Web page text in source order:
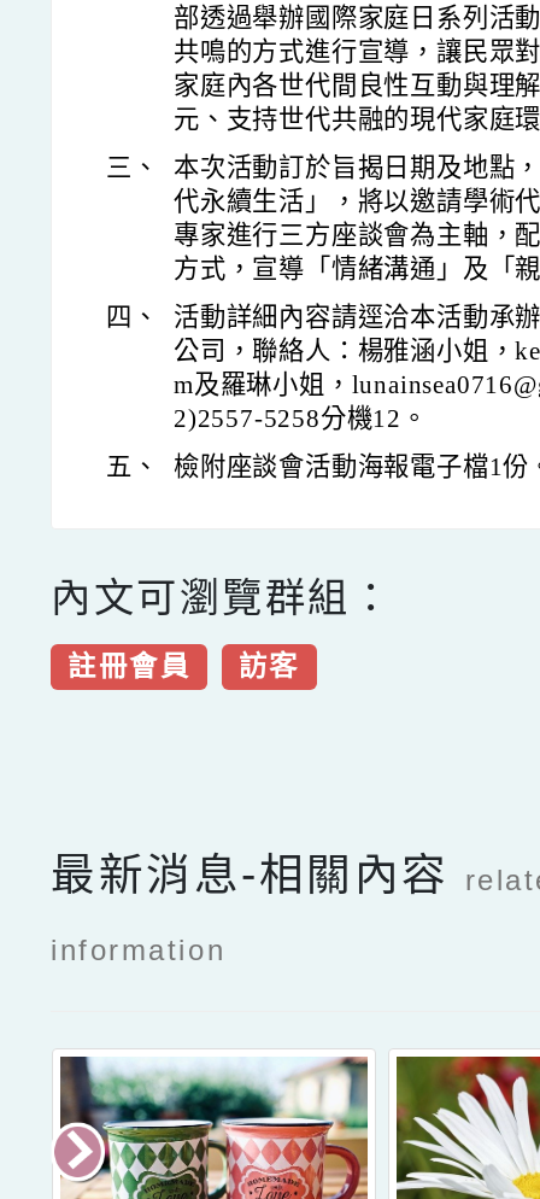
部透過舉辦國際家庭日系列活
共鳴的方式進行宣導，讓民眾
家庭內各世代間良性互動與理
元、支持世代共融的現代家庭
三、
本次活動訂於旨揭日期及地點
代永續生活」，將以邀請學術
專家進行三方座談會為主軸，
方式，宣導「情緒溝通」及「
四、
活動詳細內容請逕洽本活動承
公司，聯絡人：楊雅涵小姐，
m及羅琳小姐，
2)2557-5258分機12。
五、
檢附座談會活動海報電子檔1份
內文可瀏覽群組：
註冊會員 訪客
最新消息-相關內容
information